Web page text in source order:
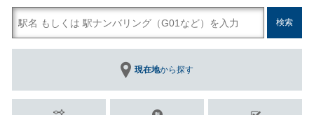
現在地から探す